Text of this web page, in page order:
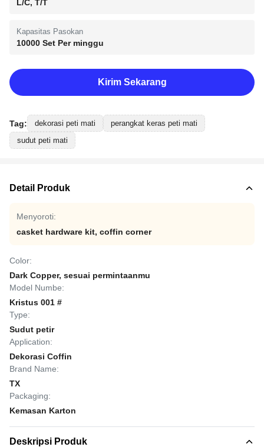
L/C, T/T
Kapasitas Pasokan
10000 Set Per minggu
Kirim Sekarang
Tag: dekorasi peti mati
perangkat keras peti mati
sudut peti mati
Detail Produk
Menyoroti:
casket hardware kit, coffin corner
Color:
Dark Copper, sesuai permintaanmu
Model Numbe:
Kristus 001 #
Type:
Sudut petir
Application:
Dekorasi Coffin
Brand Name:
TX
Packaging:
Kemasan Karton
Deskripsi Produk